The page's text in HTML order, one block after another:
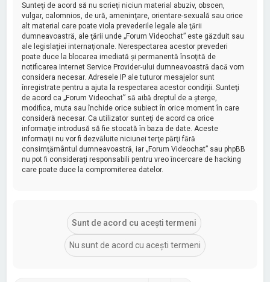
Sunteţi de acord să nu scrieţi niciun material abuziv, obscen,
vulgar, calomnios, de ură, ameninţare, orientare-sexuală sau orice
alt material care poate viola prevederile legale ale ţării
dumneavoastră, ale ţării unde „Forum Videochat” este găzduit sau
ale legislaţiei internaţionale. Nerespectarea acestor prevederi
poate duce la blocarea imediată şi permanentă însoţită de
notificarea Internet Service Provider-ului dumneavoastră dacă vom
considera necesar. Adresele IP ale tuturor mesajelor sunt
înregistrate pentru a ajuta la respectarea acestor condiţii. Sunteţi
de acord ca „Forum Videochat” să aibă dreptul de a şterge,
modifica, muta sau închide orice subiect în orice moment în care
consideră necesar. Ca utilizator sunteţi de acord ca orice
informaţie introdusă să fie stocată în baza de date. Aceste
informaţii nu vor fi dezvăluite niciunei terţe părţi fără
consimţământul dumneavoastră, iar „Forum Videochat” sau phpBB
nu pot fi consideraţi responsabili pentru vreo încercare de hacking
care poate duce la compromiterea datelor.